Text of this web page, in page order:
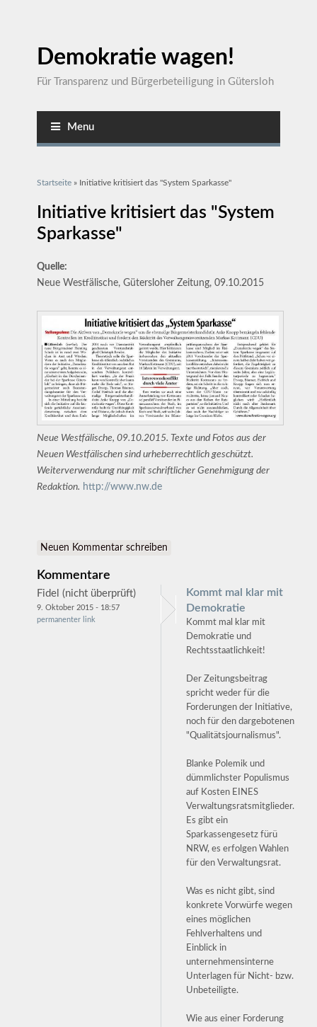
Demokratie wagen!
Für Transparenz und Bürgerbeteiligung in Gütersloh
Menu
Sie sind hier
Startseite » Initiative kritisiert das "System Sparkasse"
Initiative kritisiert das "System
Sparkasse"
Quelle:
Neue Westfälische, Gütersloher Zeitung, 09.10.2015
Neue Westfälische, 09.10.2015. Texte und Fotos aus der
Neuen Westfälischen sind urheberrechtlich geschützt.
Weiterverwendung nur mit schriftlicher Genehmigung der
Redaktion. http://www.nw.de
Neuen Kommentar schreiben
Kommentare
Fidel (nicht überprüft)
9. Oktober 2015 - 18:57
permanenter link
Kommt mal klar mit
Demokratie
Kommt mal klar mit
Demokratie und
Rechtsstaatlichkeit!
Der Zeitungsbeitrag
spricht weder für die
Forderungen der Initiative,
noch für den dargebotenen
"Qualitätsjournalismus".
Blanke Polemik und
dümmlichster Populismus
auf Kosten EINES
Verwaltungsratsmitglieder.
Es gibt ein
Sparkassengesetz fürü
NRW, es erfolgen Wahlen
für den Verwaltungsrat.
Was es nicht gibt, sind
konkrete Vorwürfe wegen
eines möglichen
Fehlverhaltens und
Einblick in
unternehmensinterne
Unterlagen für Nicht- bzw.
Unbeteiligte.
Wie aus einer Forderung